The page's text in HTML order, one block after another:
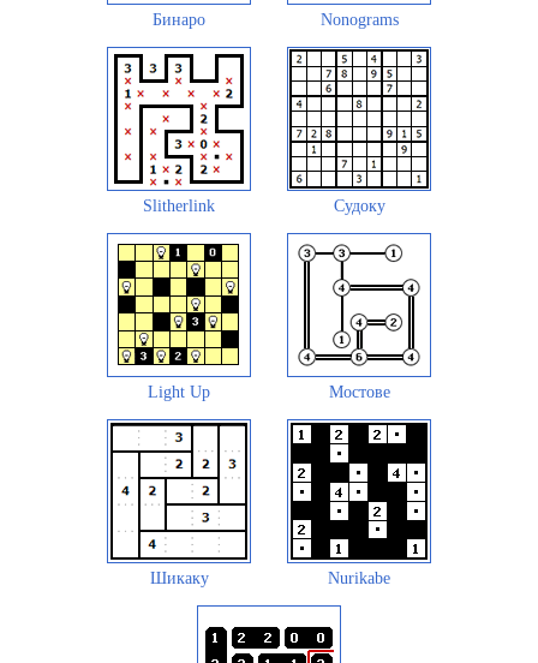
Бинаро Nonograms
Slitherlink Судоку
Light Up Мостове
Шикаку Nurikabe